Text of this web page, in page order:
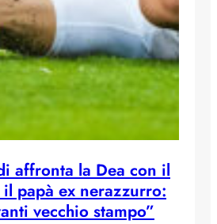
affronta la Dea con il
papà ex nerazzurro:
vecchio stampo”